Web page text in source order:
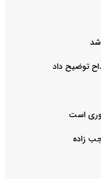
توضیح داد
است
زاده